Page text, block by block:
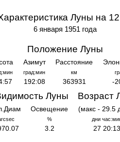
Луны на
6 января 1951 года
Положение Луны
Азимут
град:мин
192:08
Расстояние
км
363931 -
Луны
Освещение
%
3.2
Возраст
(макс - 29.5
дни
27 20:13